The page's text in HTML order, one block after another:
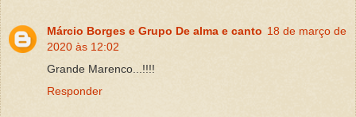
Márcio Borges e Grupo De alma e canto 18 de março de
2020 às 12:02
Grande Marenco...!!!!
Responder